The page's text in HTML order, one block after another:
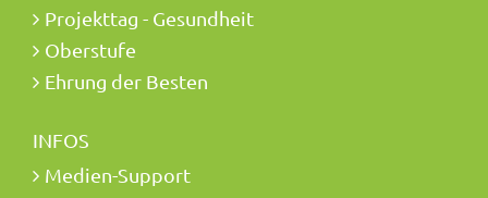
Projekttag - Gesundheit
Oberstufe
Ehrung der Besten
INFOS
Medien-Support